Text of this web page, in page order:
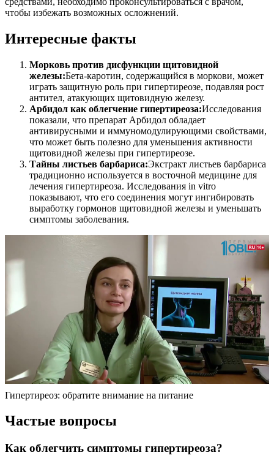
чтобы избежать возможных осложнений.
Интересные факты
Морковь против дисфункции щитовидной
железы:Бета-каротин, содержащийся в моркови, может
играть защитную роль при гипертиреозе, подавляя рост
антител, атакующих щитовидную железу.
Арбидол как облегчение гипертиреоза:Исследования
показали, что препарат Арбидол обладает
антивирусными и иммуномодулирующими свойствами,
что может быть полезно для уменьшения активности
щитовидной железы при гипертиреозе.
Тайны листьев барбариса:Экстракт листьев барбариса
традиционно используется в восточной медицине для
лечения гипертиреоза. Исследования in vitro
показывают, что его соединения могут ингибировать
выработку гормонов щитовидной железы и уменьшать
симптомы заболевания.
Гипертиреоз: обратите внимание на питание
Частые вопросы
Как облегчить симптомы гипертиреоза?